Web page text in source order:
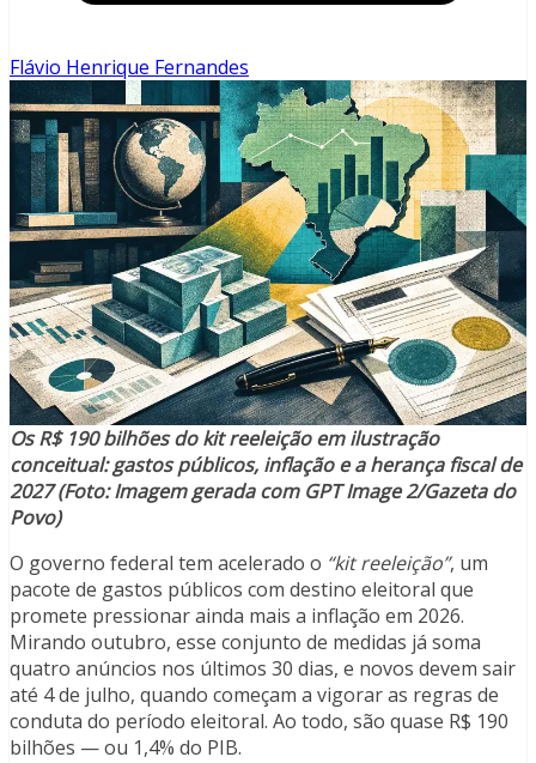
Flávio Henrique Fernandes
Os R$ 190 bilhões do kit reeleição em ilustração
conceitual: gastos públicos, inflação e a herança fiscal de
2027 (Foto: Imagem gerada com GPT Image 2/Gazeta do
Povo)
O governo federal tem acelerado o “kit reeleição”, um
pacote de gastos públicos com destino eleitoral que
promete pressionar ainda mais a inflação em 2026.
Mirando outubro, esse conjunto de medidas já soma
quatro anúncios nos últimos 30 dias, e novos devem sair
até 4 de julho, quando começam a vigorar as regras de
conduta do período eleitoral. Ao todo, são quase R$ 190
bilhões — ou 1,4% do PIB.